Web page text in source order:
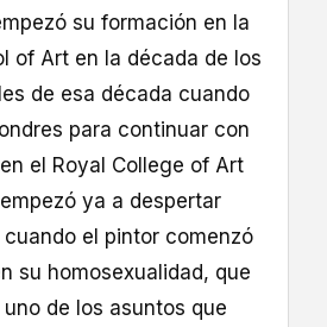
su formación en la
of Art en la década de los
de esa década cuando
para continuar con
el Royal College of Art
ya a despertar
cuando el pintor comenzó
su homosexualidad, que
de los asuntos que